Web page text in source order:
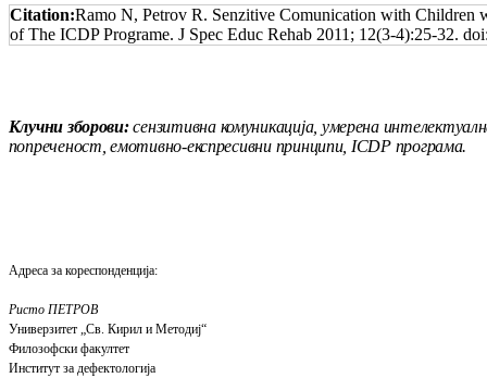
Citation:Ramo N, Petrov R. Senzitive Comunication with Children
of The ICDP Programe. J Spec Educ Rehab 2011; 12(3-4):25-32.
Клучни зборови:сензитивна комуникација, уме­­рена
попреченост, емо­тив­­но-експресивни принципи, ICDP програма.
Адреса за кореспонденција:
Ристо ПЕТРОВ
Универзитет „Св. Кирил и Методиј“
Филозофски факултет
Институт за дефектологија